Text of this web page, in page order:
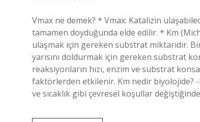
Vmax ne demek? * Vmax: Katalizin
tamamen doyduğunda elde edilir. * Km
ulaşmak için gereken substrat miktarıdır.
yarısını doldurmak için gereken substrat
reaksiyonların hızı, enzim ve substrat
faktörlerden etkilenir. Km nedir biyolojide?
ve sıcaklık gibi çevresel koşullar